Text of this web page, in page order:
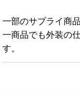
一部のサプライ商
一商品でも外装の
す。